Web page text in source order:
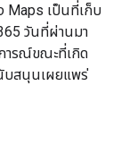
Maps เป็นที่เก็บ
วันที่ผ่านมา
ารณ์ขณะที่เกิด
บสนุนเผยแพร่